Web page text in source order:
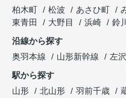
柏木町
松波 あさひ町
東青田
大野目 浜崎
鈴
沿線から探す
奥羽本線
山形新幹線 左
駅から探す
山形
北山形 羽前千歳